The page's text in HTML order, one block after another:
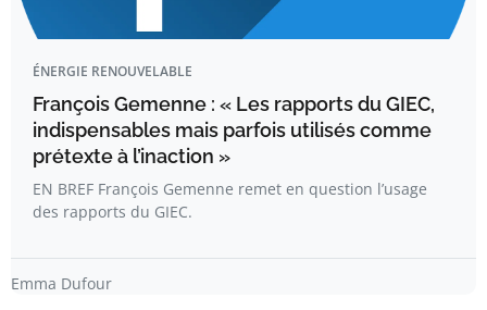
ÉNERGIE RENOUVELABLE
François Gemenne : « Les rapports du GIEC,
indispensables mais parfois utilisés comme
prétexte à l’inaction »
EN BREF François Gemenne remet en question l’usage
des rapports du GIEC.
Emma Dufour